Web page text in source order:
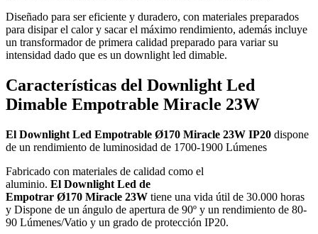
Diseñado para ser eficiente y duradero, con materiales preparados
para disipar el calor y sacar el máximo rendimiento, además incluye
un transformador de primera calidad preparado para variar su
intensidad dado que es un downlight led dimable.
Características del Downlight Led
Dimable Empotrable Miracle 23W
El Downlight Led Empotrable Ø170 Miracle 23W IP20 dispone
de un rendimiento de luminosidad de 1700-1900 Lúmenes
Fabricado con materiales de calidad como el
aluminio. El Downlight Led de
Empotrar Ø170 Miracle 23W tiene una vida útil de 30.000 horas
y Dispone de un ángulo de apertura de 90º y un rendimiento de 80-
90 Lúmenes/Vatio y un grado de protección IP20.